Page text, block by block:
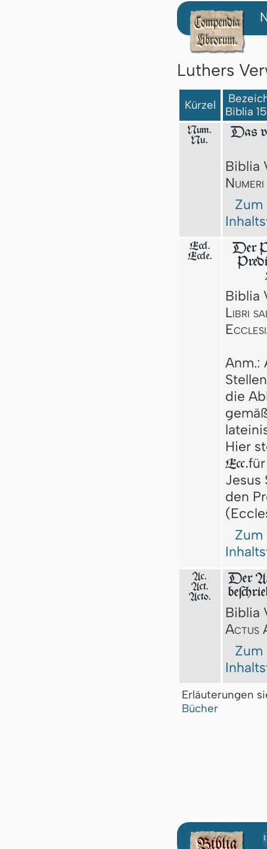
Luthers
Kürzel
Biblia
Num.
Nu.
Das
Biblia
Numeri
Zum
Eccl.
Eccle.
Der
Biblia
Libri
Anm.:
die
Hier
Ecc.
Jesus
den
Zum
Ac.
Act.
Acto.
Der
Biblia
Actus
Zum
Erläuterungen
Bücher